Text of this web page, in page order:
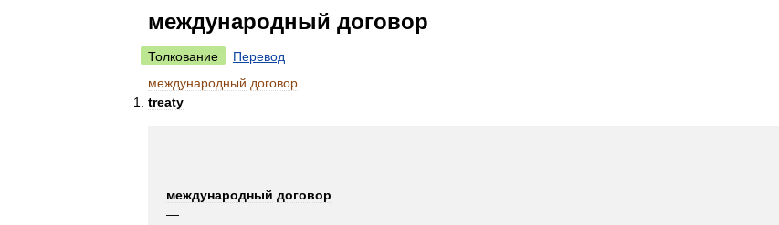
международный договор
Толкование
Перевод
международный договор
treaty
международный договор
—